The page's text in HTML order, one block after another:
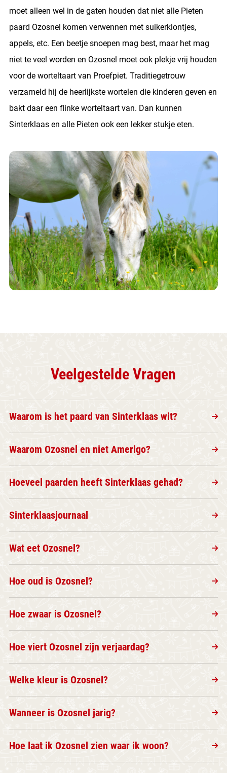
moet alleen wel in de gaten houden dat niet alle Pieten
paard Ozosnel komen verwennen met suikerklontjes,
appels, etc. Een beetje snoepen mag best, maar het mag
niet te veel worden en Ozosnel moet ook plekje vrij houden
voor de worteltaart van Proefpiet. Traditiegetrouw
verzameld hij de heerlijkste wortelen die kinderen geven en
bakt daar een flinke worteltaart van. Dan kunnen
Sinterklaas en alle Pieten ook een lekker stukje eten.
Veelgestelde Vragen
Waarom is het paard van Sinterklaas wit?
Waarom Ozosnel en niet Amerigo?
Hoeveel paarden heeft Sinterklaas gehad?
Sinterklaasjournaal
Wat eet Ozosnel?
Hoe oud is Ozosnel?
Hoe zwaar is Ozosnel?
Hoe viert Ozosnel zijn verjaardag?
Welke kleur is Ozosnel?
Wanneer is Ozosnel jarig?
Hoe laat ik Ozosnel zien waar ik woon?